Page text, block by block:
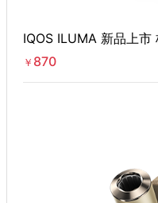
IQOS ILUMA 新品上市
￥ 870